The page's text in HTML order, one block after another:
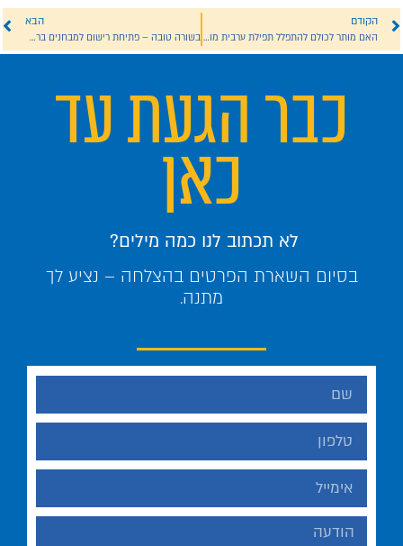
הקודם
האם מותר לכולם להתפלל תפילת ערבית מוקדמת אחרי פלג המנחה בליל שבת?
הבא
בשורה טובה – פתיחת רישום למבחנים ברבנות מועד אב תשפ"ב
כבר הגעת עד
כאן
לא תכתוב לנו כמה מילים?
בסיום השארת הפרטים בהצלחה – נציע לך
מתנה.